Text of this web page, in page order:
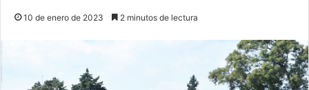
10 de enero de 2023 2 minutos de lectura